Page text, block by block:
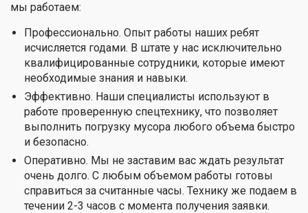
мы работаем:
Профессионально. Опыт работы наших ребят
исчисляется годами. В штате у нас исключительно
квалифицированные сотрудники, которые имеют
необходимые знания и навыки.
Эффективно. Наши специалисты используют в
работе проверенную спецтехнику, что позволяет
выполнить погрузку мусора любого объема быстро
и безопасно.
Оперативно. Мы не заставим вас ждать результат
очень долго. С любым объемом работы готовы
справиться за считанные часы. Технику же подаем в
течении 2-3 часов с момента получения заявки.